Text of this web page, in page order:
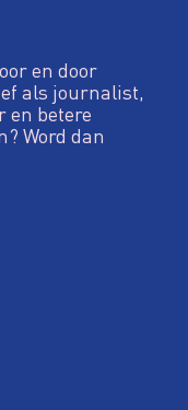
en door
als journalist,
en betere
Word dan